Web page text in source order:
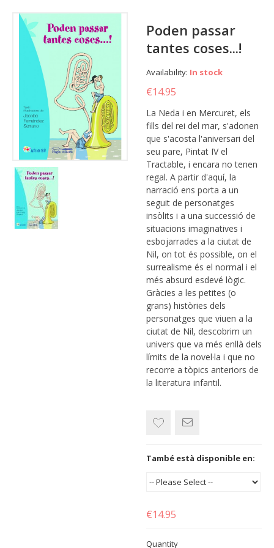
Poden passar
tantes coses...!
Availability: In stock
€14.95
La Neda i en Mercuret, els
fills del rei del mar, s'adonen
que s'acosta l'aniversari del
seu pare, Pintat IV el
Tractable, i encara no tenen
regal. A partir d'aquí, la
narració ens porta a un
seguit de personatges
insòlits i a una successió de
situacions imaginatives i
esbojarrades a la ciutat de
Nil, on tot és possible, on el
surrealisme és el normal i el
més absurd esdevé lògic.
Gràcies a les petites (o
grans) històries dels
personatges que viuen a la
ciutat de Nil, descobrim un
univers que va més enllà dels
límits de la novel·la i que no
recorre a tòpics anteriors de
la literatura infantil.
També està disponible en:
€14.95
Quantity